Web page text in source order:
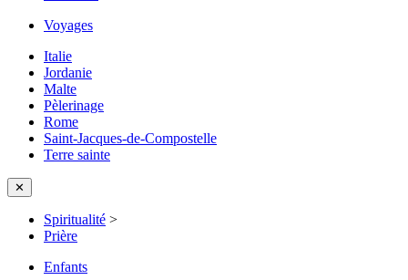
Voyages
Italie
Jordanie
Malte
Pèlerinage
Rome
Saint-Jacques-de-Compostelle
Terre sainte
✕
Spiritualité >
Prière
Enfants